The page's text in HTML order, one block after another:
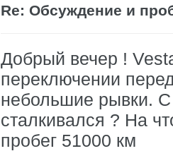
Re: Обсуждение и
Добрый вечер !
переключении
небольшие рывки.
сталкивался ? На
пробег 51000 км